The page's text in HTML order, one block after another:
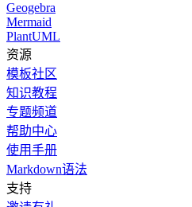
Geogebra
Mermaid
PlantUML
资源
模板社区
知识教程
专题频道
帮助中心
使用手册
Markdown语法
支持